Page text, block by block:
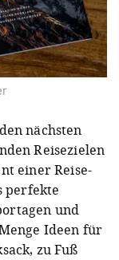
nächsten
Reisezielen
einer Reise-
perfekte
und
Ideen für
zu Fuß